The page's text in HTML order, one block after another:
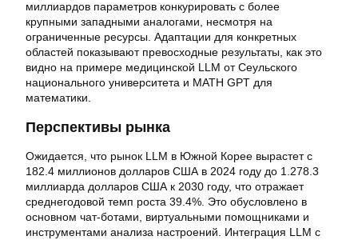
миллиардов параметров конкурировать с более
крупными западными аналогами, несмотря на
ограниченные ресурсы. Адаптации для конкретных
областей показывают превосходные результаты, как это
видно на примере медицинской LLM от Сеульского
национального университета и MATH GPT для
математики.
Перспективы рынка
Ожидается, что рынок LLM в Южной Корее вырастет с
182.4 миллионов долларов США в 2024 году до 1.278.3
миллиарда долларов США к 2030 году, что отражает
среднегодовой темп роста 39.4%. Это обусловлено в
основном чат-ботами, виртуальными помощниками и
инструментами анализа настроений. Интеграция LLM с